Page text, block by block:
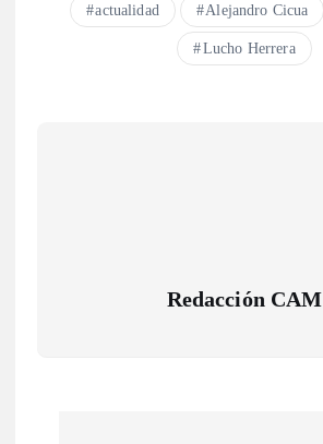
actualidad Alejandro Cicua
Lucho Herrera
Redacción CAM